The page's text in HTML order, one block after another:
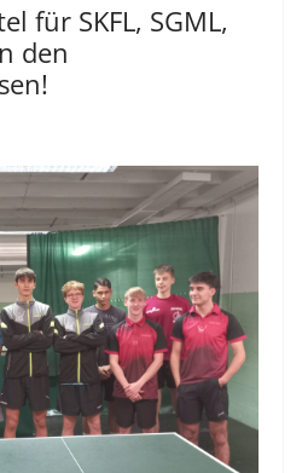
für SKFL, SGML,
den